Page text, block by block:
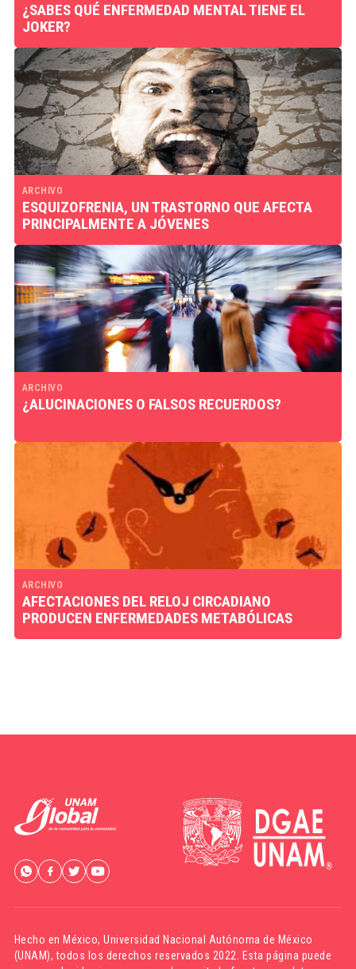
¿SABES QUÉ ENFERMEDAD MENTAL TIENE EL
JOKER?
ARCHIVO
ESQUIZOFRENIA, UN TRASTORNO QUE AFECTA
PRINCIPALMENTE A JÓVENES
ARCHIVO
¿ALUCINACIONES O FALSOS RECUERDOS?
ARCHIVO
AFECTACIONES DEL RELOJ CIRCADIANO
PRODUCEN ENFERMEDADES METABÓLICAS
Hecho en México,Universidad Nacional Autónoma de México
(UNAM), todos los derechos reservados 2022. Esta página puede